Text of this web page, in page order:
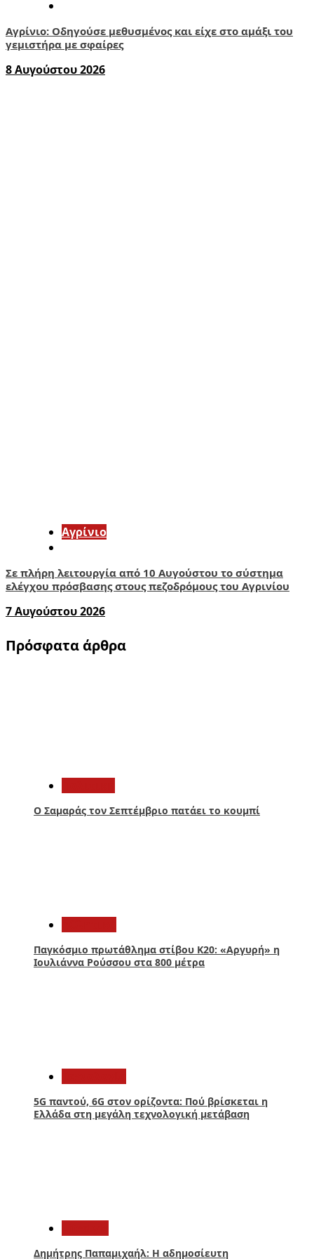
Αγρίνιο: Οδηγούσε μεθυσμένος και είχε στο αμάξι του
γεμιστήρα με σφαίρες
8 Αυγούστου 2026
Aγρίνιο
Σε πλήρη λειτουργία από 10 Αυγούστου το σύστημα
ελέγχου πρόσβασης στους πεζοδρόμους του Αγρινίου
7 Αυγούστου 2026
Πρόσφατα άρθρα
Ο Σαμαράς τον Σεπτέμβριο πατάει το κουμπί
Παγκόσμιο πρωτάθλημα στίβου Κ20: «Αργυρή» η
Ιουλιάννα Ρούσσου στα 800 μέτρα
5G παντού, 6G στον ορίζοντα: Πού βρίσκεται η
Ελλάδα στη μεγάλη τεχνολογική μετάβαση
Δημήτρης Παπαμιχαήλ: Η αδημοσίευτη